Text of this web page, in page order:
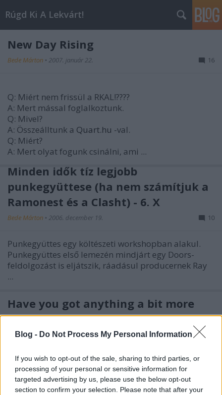
Blog - Do Not Process My Personal Information
If you wish to opt-out of the sale, sharing to third parties, or
processing of your personal or sensitive information for
targeted advertising by us, please use the below opt-out
section to confirm your selection. Please note that after your
Rúgd Ki A Lekvárt!
New Day Rising
Bede Márton • 2007. január 22. 16
Q: Miért nem frissül a RKAL!????
A: Mert mással foglalkoztunk.
Q: Mivel?
A: Összeálltunk a Quart.hu -val.
Q: Miért?
A: Mert olyat fogunk csinálni, ami ...
Minden idők tíz legjobb
punkegyüttese (ha nem számítjuk a
Ramonest és a Clasht) - 6. X
Bede Márton • 2006. december 19. 10
Punkegyüttes egy költészeti workshopban alakul.
Punkegyüttes első lemezén mindjárt egy Doors-
feldolgozást is eljátszik, ráadásul producernek Ray
...
Have you got anything a bit more
uptempo?
Inkei •2006. december 07.
Minek kell ahhoz történnie, hogy feldobódjunk, ha
már hetek óta nem láttuk a napot, lehangolóan
szürke városban élünk, és már javában forgatja a ...